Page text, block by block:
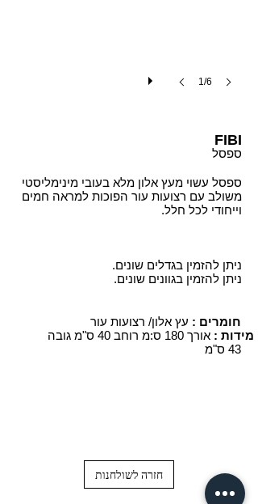
1/6
ספסל
ספסל עשוי מעץ אלון מלא בעובי מינימליסטי
משולב עם רצועות עור הפוכות למראה חמים
וייחודי לכל חלל.
ניתן להזמין בגדלים שונים.
ניתן להזמין בגוונים שונים.
FIBI
חומרים :
מידות :
אורך 180 ס:מ רוחב 40 ס"מ גובה
חזרה לשולחנות